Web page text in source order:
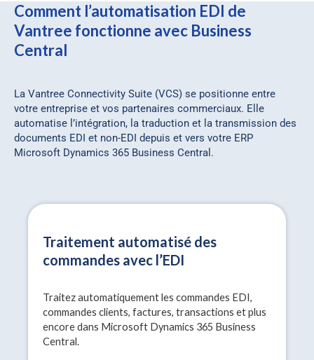
Comment l’automatisation EDI de
Vantree fonctionne avec Business
Central
La Vantree Connectivity Suite (VCS) se positionne entre
votre entreprise et vos partenaires commerciaux. Elle
automatise l’intégration, la traduction et la transmission des
documents EDI et non-EDI depuis et vers votre ERP
Microsoft Dynamics 365 Business Central.
Traitement automatisé des
commandes avec l’EDI
Traitez automatiquement les commandes EDI,
commandes clients, factures, transactions et plus
encore dans Microsoft Dynamics 365 Business
Central.